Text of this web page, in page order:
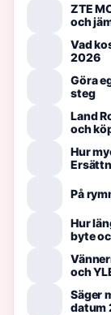
ZTE
och
Vad
2026
Göra
steg
Land
och
Hur
På
Hur
byte
och
Säger
datum